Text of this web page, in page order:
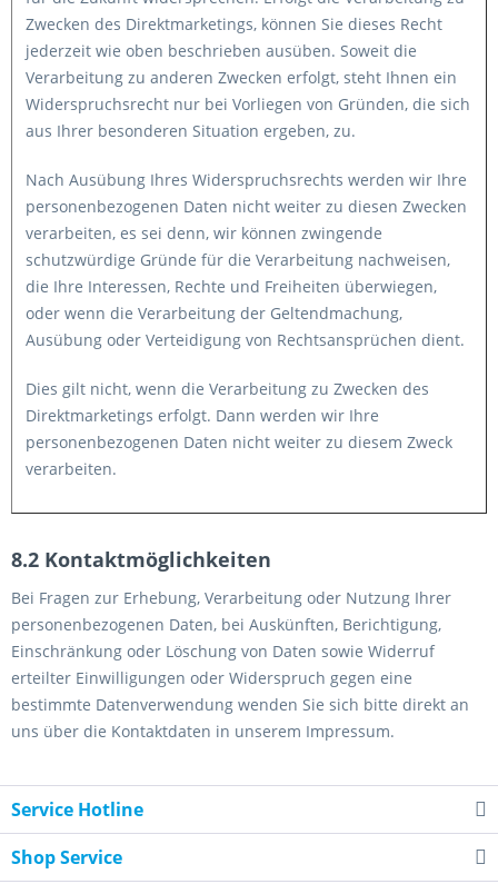
Zwecken des Direktmarketings, können Sie dieses Recht
jederzeit wie oben beschrieben ausüben. Soweit die
Verarbeitung zu anderen Zwecken erfolgt, steht Ihnen ein
Widerspruchsrecht nur bei Vorliegen von Gründen, die sich
aus Ihrer besonderen Situation ergeben, zu.
Nach Ausübung Ihres Widerspruchsrechts werden wir Ihre
personenbezogenen Daten nicht weiter zu diesen Zwecken
verarbeiten, es sei denn, wir können zwingende
schutzwürdige Gründe für die Verarbeitung nachweisen,
die Ihre Interessen, Rechte und Freiheiten überwiegen,
oder wenn die Verarbeitung der Geltendmachung,
Ausübung oder Verteidigung von Rechtsansprüchen dient.
Dies gilt nicht, wenn die Verarbeitung zu Zwecken des
Direktmarketings erfolgt. Dann werden wir Ihre
personenbezogenen Daten nicht weiter zu diesem Zweck
verarbeiten.
8.2 Kontaktmöglichkeiten
Bei Fragen zur Erhebung, Verarbeitung oder Nutzung Ihrer
personenbezogenen Daten, bei Auskünften, Berichtigung,
Einschränkung oder Löschung von Daten sowie Widerruf
erteilter Einwilligungen oder Widerspruch gegen eine
bestimmte Datenverwendung wenden Sie sich bitte direkt an
uns über die Kontaktdaten in unserem Impressum.
Service Hotline
Shop Service